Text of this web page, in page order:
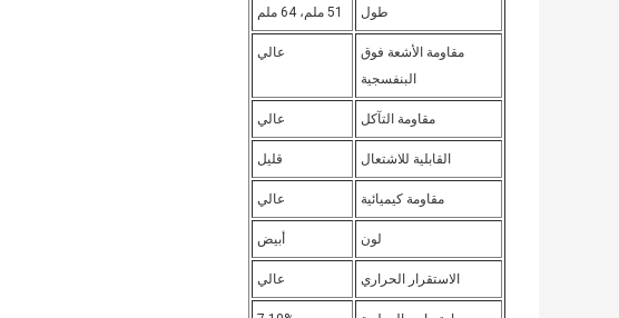
طول 51 ملم، 64 ملم
مقاومة الأشعة فوق
البنفسجية
عالي
مقاومة التآكل عالي
القابلية للاشتعال قليل
مقاومة كيميائية عالي
لون أبيض
الاستقرار الحراري عالي